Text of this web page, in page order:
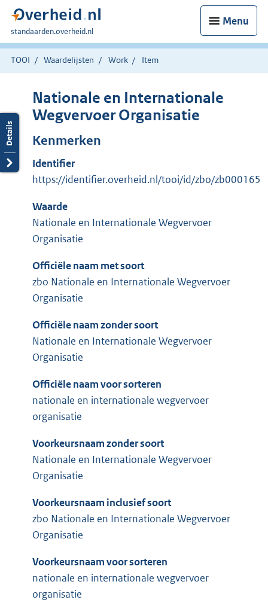
Menu
U
bent
hier:
standaarden.overheid.nl
TOOI Waardelijsten Work Item
Nationale en Internationale
Wegvervoer Organisatie
Kenmerken
Identifier
https://identifier.overheid.nl/tooi/id/zbo/zb000165
Waarde
Nationale en Internationale Wegvervoer
Organisatie
Officiële naam met soort
zbo Nationale en Internationale Wegvervoer
Organisatie
Officiële naam zonder soort
Nationale en Internationale Wegvervoer
Organisatie
Officiële naam voor sorteren
nationale en internationale wegvervoer
organisatie
Voorkeursnaam zonder soort
Nationale en Internationale Wegvervoer
Organisatie
Voorkeursnaam inclusief soort
zbo Nationale en Internationale Wegvervoer
Organisatie
Voorkeursnaam voor sorteren
nationale en internationale wegvervoer
organisatie